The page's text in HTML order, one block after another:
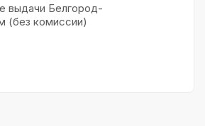
выдачи Белгород-
(без комиссии)